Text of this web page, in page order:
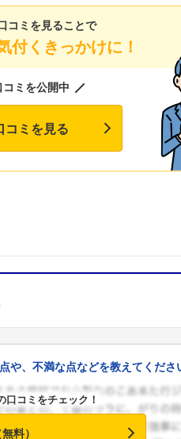
フォローしました
こちらの企業もフォローしません
コミを見ることで
付くきっかけに！
ミを公開中
コミを見る
、不満な点などを教えてくださ
口コミをチェック！
料）